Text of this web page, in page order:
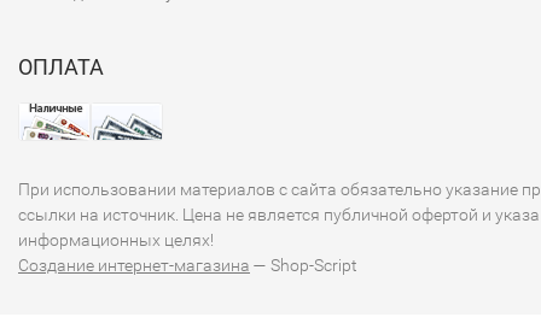
ОПЛАТА
При использовании материалов с сайта обязательно указание
ссылки на источник. Цена не является публичной офертой и
информационных целях!
Создание интернет-магазина — Shop-Script